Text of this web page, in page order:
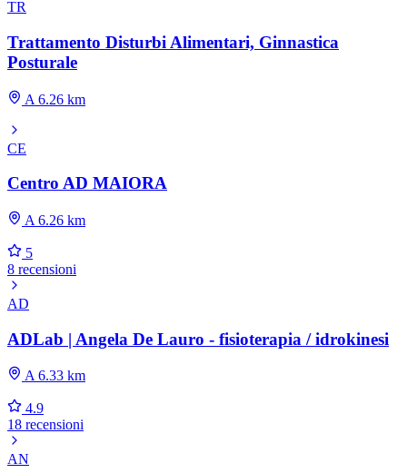
TR
Trattamento Disturbi Alimentari, Ginnastica
Posturale
A 6.26 km
CE
Centro AD MAIORA
A 6.26 km
5
8 recensioni
AD
ADLab | Angela De Lauro - fisioterapia / idrokinesi
A 6.33 km
4.9
18 recensioni
AN